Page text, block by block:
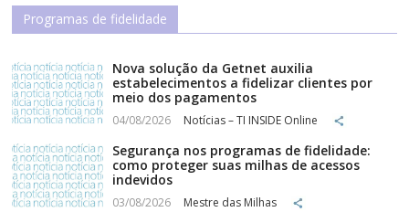
Programas de fidelidade
Nova solução da Getnet auxilia
estabelecimentos a fidelizar clientes por
meio dos pagamentos
04/08/2026 Notícias – TI INSIDE Online
Segurança nos programas de fidelidade:
como proteger suas milhas de acessos
indevidos
03/08/2026 Mestre das Milhas